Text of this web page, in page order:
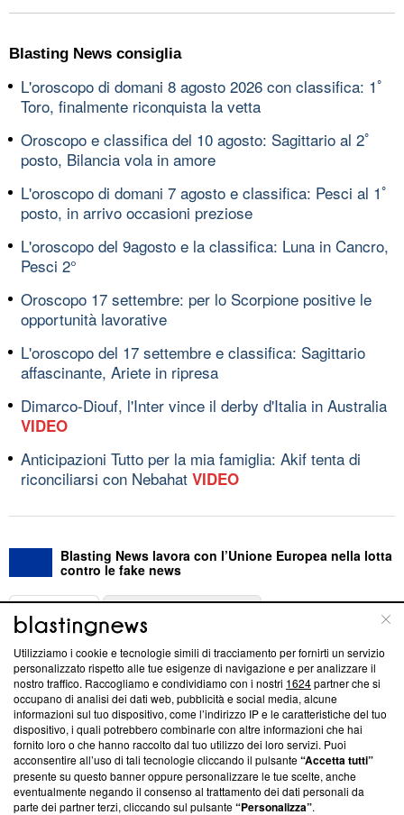
Blasting News consiglia
L'oroscopo di domani 8 agosto 2026 con classifica: 1ﾟ
Toro, finalmente riconquista la vetta
Oroscopo e classifica del 10 agosto: Sagittario al 2ﾟ
posto, Bilancia vola in amore
L'oroscopo di domani 7 agosto e classifica: Pesci al 1ﾟ
posto, in arrivo occasioni preziose
L'oroscopo del 9agosto e la classifica: Luna in Cancro,
Pesci 2°
Oroscopo 17 settembre: per lo Scorpione positive le
opportunità lavorative
L'oroscopo del 17 settembre e classifica: Sagittario
affascinante, Ariete in ripresa
Dimarco-Diouf, l'Inter vince il derby d'Italia in Australia
VIDEO
Anticipazioni Tutto per la mia famiglia: Akif tenta di
riconciliarsi con Nebahat VIDEO
Blasting News lavora con l’Unione Europea nella lotta
contro le fake news
ABOUT
Questa sezione offre informazioni trasparenti su Blasting
News, sui nostri processi editoriali e su come ci impegniamo a
creare news di qualità. Inoltre, afferma la nostra aderenza a
‘Trust Project - News with Integrity’Blasting News non è
ancora membro del programma, ma ha richiesto di farne
parte; Trust Project non ha ancora effettuato una verifica di
conformità agli standard.
Utilizziamo i cookie e tecnologie simili di tracciamento per fornirti un servizio
personalizzato rispetto alle tue esigenze di navigazione e per analizzare il
nostro traffico. Raccogliamo e condividiamo con i nostri 1624partner che si
occupano di analisi dei dati web, pubblicità e social media, alcune
informazioni sul tuo dispositivo, come l’indirizzo IP e le caratteristiche del tuo
dispositivo, i quali potrebbero combinarle con altre informazioni che hai
fornito loro o che hanno raccolto dal tuo utilizzo dei loro servizi. Puoi
acconsentire all’uso di tali tecnologie cliccando il pulsante“Accetta tutti”
presente su questo banner oppure personalizzare le tue scelte, anche
eventualmente negando il consenso al trattamento dei dati personali da
parte dei partner terzi, cliccando sul pulsante“Personalizza”.